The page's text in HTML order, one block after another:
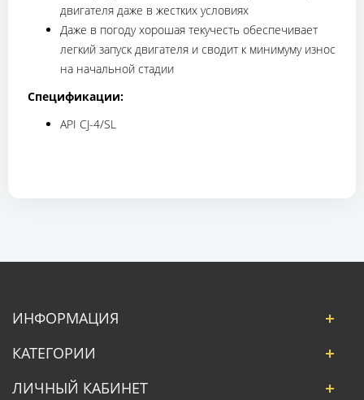
двигателя даже в жестких условиях
Даже в погоду хорошая текучесть обеспечивает
легкий запуск двигателя и сводит к минимуму износ
на начальной стадии
Спецификации:
API CJ-4/SL
ИНФОРМАЦИЯ
КАТЕГОРИИ
ЛИЧНЫЙ КАБИНЕТ